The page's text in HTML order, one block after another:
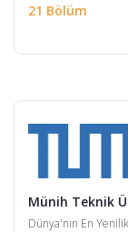
21 Bölüm
Münih Teknik
Dünya'nın En